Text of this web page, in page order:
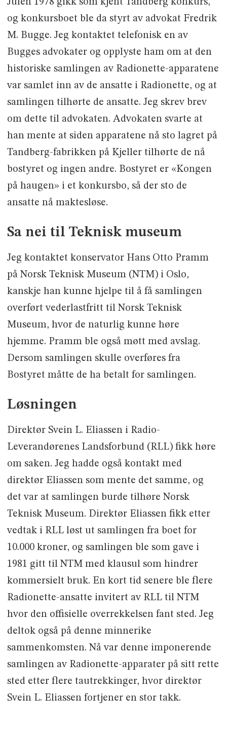
Julen 1978 gikk som kjent Tandberg konkurs,
og konkursboet ble da styrt av advokat Fredrik
M. Bugge. Jeg kontaktet telefonisk en av
Bugges advokater og opplyste ham om at den
historiske samlingen av Radionette-apparatene
var samlet inn av de ansatte i Radionette, og at
samlingen tilhørte de ansatte. Jeg skrev brev
om dette til advokaten. Advokaten svarte at
han mente at siden apparatene nå sto lagret på
Tandberg-fabrikken på Kjeller tilhørte de nå
bostyret og ingen andre. Bostyret er «Kongen
på haugen» i et konkursbo, så der sto de
ansatte nå maktesløse.
Sa nei til Teknisk museum
Jeg kontaktet konservator Hans Otto Pramm
på Norsk Teknisk Museum (NTM) i Oslo,
kanskje han kunne hjelpe til å få samlingen
overført vederlastfritt til Norsk Teknisk
Museum, hvor de naturlig kunne høre
hjemme. Pramm ble også møtt med avslag.
Dersom samlingen skulle overføres fra
Bostyret måtte de ha betalt for samlingen.
Løsningen
Direktør Svein L. Eliassen i Radio-
Leverandørenes Landsforbund (RLL) fikk høre
om saken. Jeg hadde også kontakt med
direktør Eliassen som mente det samme, og
det var at samlingen burde tilhøre Norsk
Teknisk Museum. Direktør Eliassen fikk etter
vedtak i RLL løst ut samlingen fra boet for
10.000 kroner, og samlingen ble som gave i
1981 gitt til NTM med klausul som hindrer
kommersielt bruk. En kort tid senere ble flere
Radionette-ansatte invitert av RLL til NTM
hvor den offisielle overrekkelsen fant sted. Jeg
deltok også på denne minnerike
sammenkomsten. Nå var denne imponerende
samlingen av Radionette-apparater på sitt rette
sted etter flere tautrekkinger, hvor direktør
Svein L. Eliassen fortjener en stor takk.